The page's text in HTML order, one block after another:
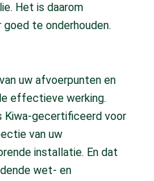
Het is daarom
te onderhouden.
uw afvoerpunten en
effectieve werking.
Kiwa-gecertificeerd voor
van uw
installatie. En dat
wet- en